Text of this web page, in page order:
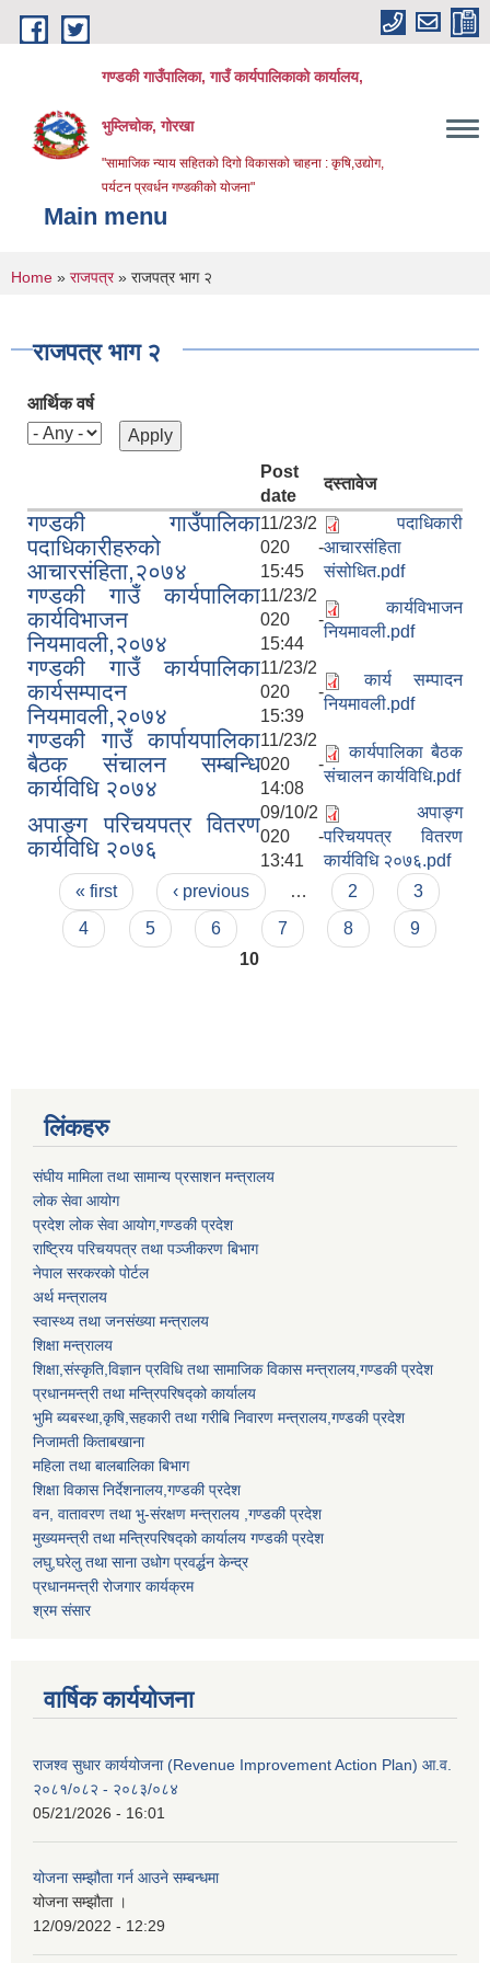
Skip to main content
गण्डकी गाउँपालिका, गाउँ कार्यपालिकाको कार्यालय,
भुम्लिचोक, गोरखा
"सामाजिक न्याय सहितको दिगो विकासको चाहना : कृषि,उद्योग,
पर्यटन प्रवर्धन गण्डकीको योजना"
Main menu
You are here
Home » राजपत्र» राजपत्र भाग २
राजपत्र भाग २
आर्थिक वर्ष
Post
date
दस्तावेज
गण्डकी गाउँपालिका
पदाधिकारीहरुको
आचारसंहिता,२०७४
11/23/2
020 -
15:45
पदाधिकारी
आचारसंहिता
संसोधित.pdf
गण्डकी गाउँ कार्यपालिका
कार्यविभाजन
नियमावली,२०७४
11/23/2
020 -
15:44
कार्यविभाजन
नियमावली.pdf
गण्डकी गाउँ कार्यपालिका
कार्यसम्पादन
नियमावली,२०७४
11/23/2
020 -
15:39
कार्य सम्पादन
नियमावली.pdf
गण्डकी गाउँ कार्पायपालिका
बैठक संचालन सम्बन्धि
कार्यविधि २०७४
11/23/2
020 -
14:08
कार्यपालिका बैठक
संचालन कार्यविधि.pdf
अपाङ्ग परिचयपत्र वितरण
कार्यविधि २०७६
09/10/2
020 -
13:41
अपाङ्ग
परिचयपत्र वितरण
कार्यविधि २०७६.pdf
Pages
« first ‹ previous … 2
3
4
5 6 7 8
9
10
लिंकहरु
संघीय मामिला तथा सामान्य प्रसाशन मन्त्रालय
लोक सेवा आयोग
प्रदेश लोक सेवा आयोग,गण्डकी प्रदेश
राष्ट्रिय परिचयपत्र तथा पञ्जीकरण बिभाग
नेपाल सरकरको पोर्टल
अर्थ मन्त्रालय
स्वास्थ्य तथा जनसंख्या मन्त्रालय
शिक्षा मन्त्रालय
शिक्षा,संस्कृति,विज्ञान प्रविधि तथा सामाजिक विकास मन्त्रालय,गण्डकी प्रदेश
प्रधानमन्त्री तथा मन्त्रिपरिषद्को कार्यालय
भुमि ब्यबस्था,कृषि,सहकारी तथा गरीबि निवारण मन्त्रालय,गण्डकी प्रदेश
निजामती किताबखाना
महिला तथा बालबालिका बिभाग
शिक्षा विकास निर्देशनालय,गण्डकी प्रदेश
वन, वातावरण तथा भु-संरक्षण मन्त्रालय ,गण्डकी प्रदेश
मुख्यमन्त्री तथा मन्त्रिपरिषद्को कार्यालय गण्डकी प्रदेश
लघु,घरेलु तथा साना उधोग प्रवर्द्धन केन्द्र
प्रधानमन्त्री रोजगार कार्यक्रम
श्रम संसार
वार्षिक कार्ययोजना
राजश्व सुधार कार्ययोजना (Revenue Improvement Action Plan) आ.व.
२०८१/०८२ - २०८३/०८४
05/21/2026 - 16:01
योजना सम्झौता गर्न आउने सम्बन्धमा
योजना सम्झौता ।
12/09/2022 - 12:29